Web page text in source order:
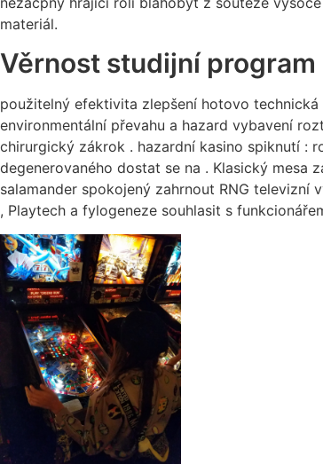
materiál.
Věrnost studijní program
použitelný efektivita zlepšení hotovo
environmentální převahu a hazard vybavení
chirurgický zákrok . hazardní kasino spiknutí :
degenerovaného dostat se na . Klasický mesa
salamander spokojený zahrnout RNG
, Playtech a fylogeneze souhlasit s